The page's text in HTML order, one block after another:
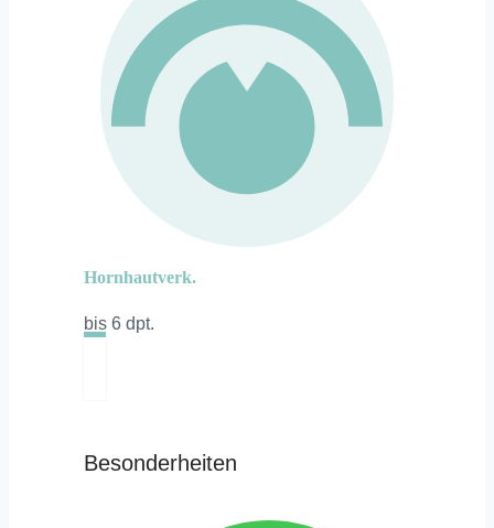
Hornhautverk.
bis 6 dpt.
Besonderheiten